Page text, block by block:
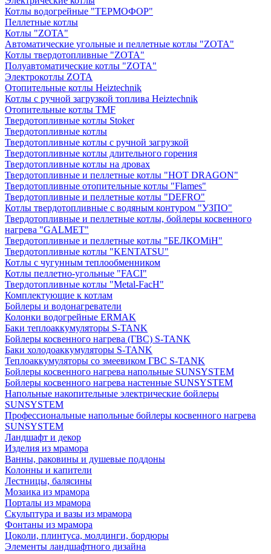
Котлы водогрейные "ТЕРМОФОР"
Пеллетные котлы
Котлы "ZOTA"
Автоматические угольные и пеллетные котлы "ZOTA"
Котлы твердотопливные "ZOTA"
Полуавтоматические котлы "ZOTA"
Электрокотлы ZOTA
Отопительные котлы Heiztechnik
Котлы с ручной загрузкой топлива Heiztechnik
Отопительные котлы TMF
Твердотопливные котлы Stoker
Твердотопливные котлы
Твердотопливные котлы с ручной загрузкой
Твердотопливные котлы длительного горения
Твердотопливные котлы на дровах
Твердотопливные и пеллетные котлы "HOT DRAGON"
Твердотопливные отопительные котлы "Flames"
Твердотопливные и пеллетные котлы "DEFRO"
Котлы твердотопливные с водяным контуром "УЗПО"
Твердотопливные и пеллетные котлы, бойлеры косвенного
нагрева "GALMET"
Твердотопливные и пеллетные котлы "БЕЛКОМiН"
Твердотопливные котлы "KENTATSU"
Котлы с чугунным теплообменником
Котлы пеллетно-угольные "FACI"
Твердотопливные котлы "Metal-FacH"
Комплектующие к котлам
Бойлеры и водонагреватели
Колонки водогрейные ERMAK
Баки теплоаккумуляторы S-TANK
Бойлеры косвенного нагрева (ГВС) S-TANK
Баки холодоаккумуляторы S-TANK
Теплоаккумуляторы со змеевиком ГВС S-TANK
Бойлеры косвенного нагрева напольные SUNSYSTEM
Бойлеры косвенного нагрева настенные SUNSYSTEM
Напольные накопительные электрические бойлеры
SUNSYSTEM
Профессиональные напольные бойлеры косвенного нагрева
SUNSYSTEM
Ландшафт и декор
Изделия из мрамора
Ванны, раковины и душевые поддоны
Колонны и капители
Лестницы, балясины
Мозаика из мрамора
Порталы из мрамора
Скульптура и вазы из мрамора
Фонтаны из мрамора
Цоколи, плинтуса, молдинги, бордюры
Элементы ландшафтного дизайна